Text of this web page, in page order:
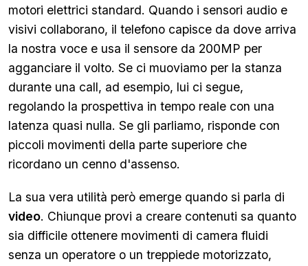
motori elettrici standard. Quando i sensori audio e
visivi collaborano, il telefono capisce da dove arriva
la nostra voce e usa il sensore da 200MP per
agganciare il volto. Se ci muoviamo per la stanza
durante una call, ad esempio, lui ci segue,
regolando la prospettiva in tempo reale con una
latenza quasi nulla. Se gli parliamo, risponde con
piccoli movimenti della parte superiore che
ricordano un cenno d'assenso.
La sua vera utilità però emerge quando si parla di
video. Chiunque provi a creare contenuti sa quanto
sia difficile ottenere movimenti di camera fluidi
senza un operatore o un treppiede motorizzato,